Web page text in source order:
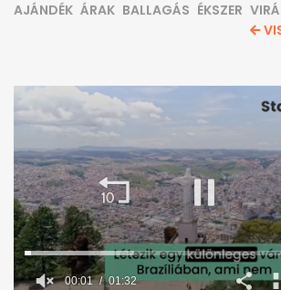
AJÁNDÉK ÁRAK BALLAGÁS ÉKSZER
00:02 01:32